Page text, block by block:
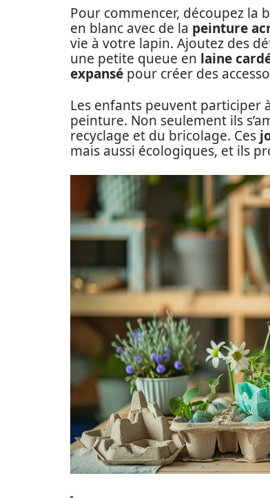
Pour commencer, découpez la
en blanc avec de la peinture
vie à votre lapin. Ajoutez des
une petite queue en laine
expansé pour créer des
Les enfants peuvent participer
peinture. Non seulement ils
recyclage et du bricolage. Ces
mais aussi écologiques, et ils